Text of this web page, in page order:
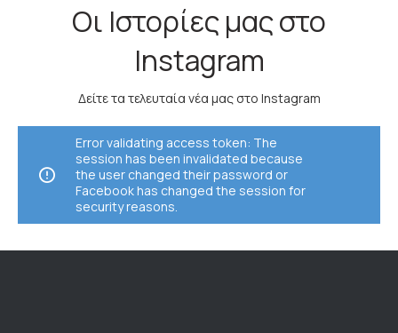
Οι Ιστορίες μας στο
Instagram
Δείτε τα τελευταία νέα μας στο Instagram
Error validating access token: The
session has been invalidated because
the user changed their password or
Facebook has changed the session for
security reasons.